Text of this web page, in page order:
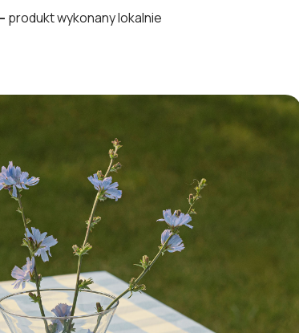
produkt wykonany lokalnie